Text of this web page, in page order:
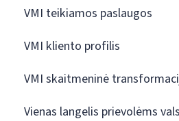
VMI teikiamos paslaugos
VMI kliento profilis
VMI skaitmeninė
Vienas langelis prievolėms